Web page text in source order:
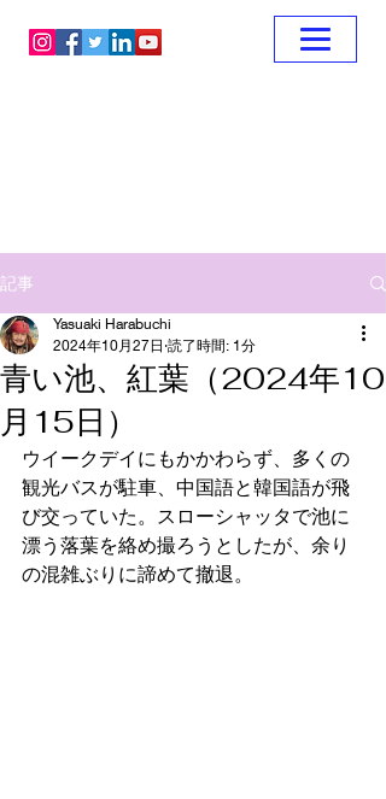
記事
青い池、紅葉（2024年10
月15日）
Yasuaki Harabuchi
2024年10月27日 読了時間: 1分
ウイークデイにもかかわらず、多くの
観光バスが駐車、中国語と韓国語が飛
び交っていた。スローシャッタで池に
漂う落葉を絡め撮ろうとしたが、余り
の混雑ぶりに諦めて撤退。